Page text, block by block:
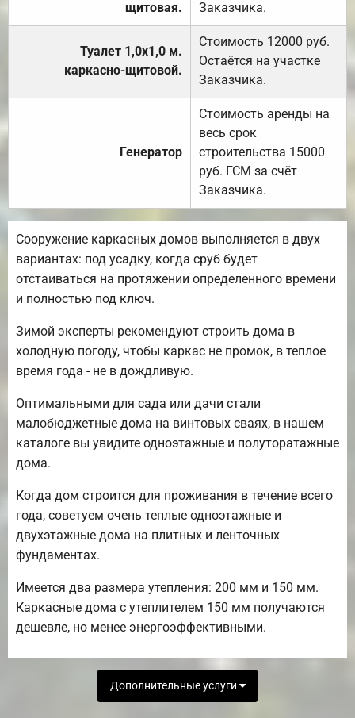
щитовая. Заказчика.
Туалет 1,0х1,0 м.
каркасно-щитовой.
Стоимость 12000 руб.
Остаётся на участке
Заказчика.
Генератор
Стоимость аренды на
весь срок
строительства 15000
руб. ГСМ за счёт
Заказчика.
Сооружение каркасных домов выполняется в двух
вариантах: под усадку, когда сруб будет
отстаиваться на протяжении определенного времени
и полностью под ключ.
Зимой эксперты рекомендуют строить дома в
холодную погоду, чтобы каркас не промок, в теплое
время года - не в дождливую.
Оптимальными для сада или дачи стали
малобюджетные дома на винтовых сваях, в нашем
каталоге вы увидите одноэтажные и полуторатажные
дома.
Когда дом строится для проживания в течение всего
года, советуем очень теплые одноэтажные и
двухэтажные дома на плитных и ленточных
фундаментах.
Имеется два размера утепления: 200 мм и 150 мм.
Каркасные дома с утеплителем 150 мм получаются
дешевле, но менее энергоэффективными.
Дополнительные услуги